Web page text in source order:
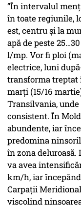
”În intervalul
în toate regiunile,
est, centru și la
apă de peste
l/mp. Vor fi ploi
electrice, luni
transforma treptat
marți (15/16
Transilvania, unde
consistent. În
abundente, iar
predomina
în zona deluroasă.
va avea
km/h, iar
Carpații
viscolind